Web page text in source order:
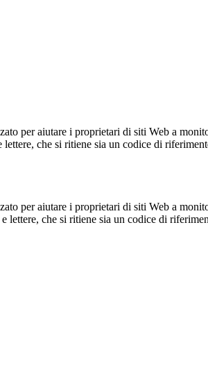
per aiutare i proprietari di siti Web a
che si ritiene sia un codice di
per aiutare i proprietari di siti Web a
lettere, che si ritiene sia un codice di